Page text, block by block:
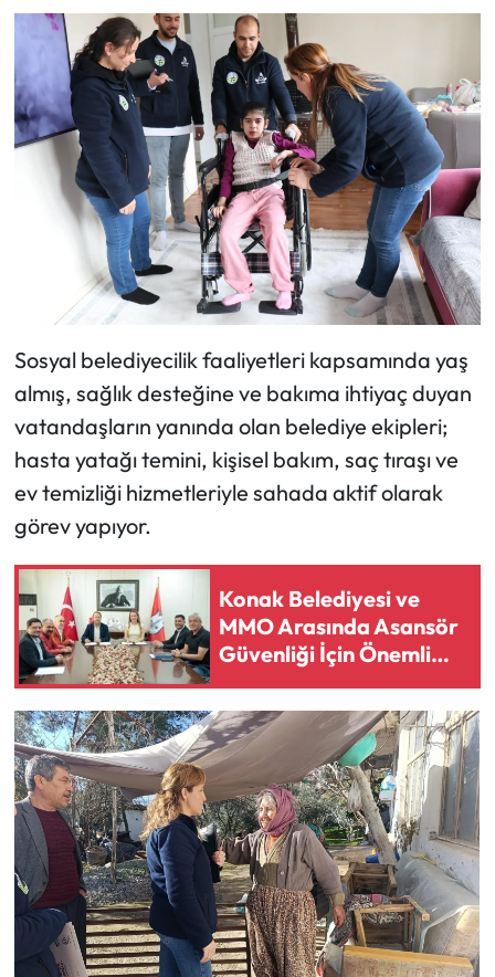
Sosyal belediyecilik faaliyetleri kapsamında yaş
almış, sağlık desteğine ve bakıma ihtiyaç duyan
vatandaşların yanında olan belediye ekipleri;
hasta yatağı temini, kişisel bakım, saç tıraşı ve
ev temizliği hizmetleriyle sahada aktif olarak
görev yapıyor.
Konak Belediyesi ve
MMO Arasında Asansör
Güvenliği İçin Önemli
Protokol